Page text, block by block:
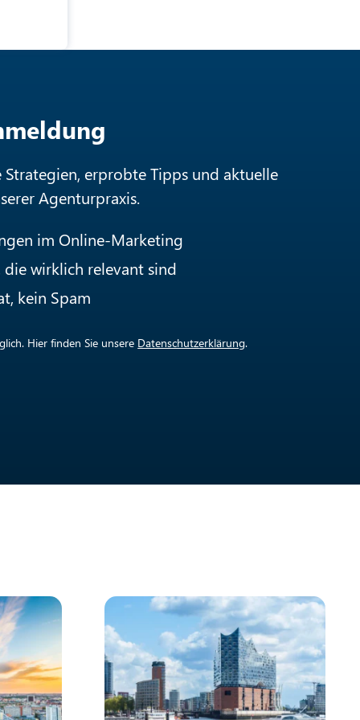
Strategien, erprobte Tipps und aktuelle
Agenturpraxis.
im Online-Marketing
die wirklich relevant sind
kein Spam
Hier finden Sie unsere Datenschutzerklärung.